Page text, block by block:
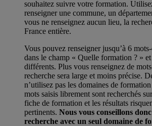
souhaitez suivre votre formation.
renseigner une commune, un
vous ne renseignez aucun lieu, la
France entière.
Vous pouvez renseigner jusqu’à 6
dans le champ « Quelle formation ? »
différents. Plus vous renseignez de
recherche sera large et moins précise.
n’utilisez pas les domaines de
mots saisis librement sont recherchés
fiche de formation et les résultats
pertinents. Nous vous conseillons
recherche avec un seul domaine de